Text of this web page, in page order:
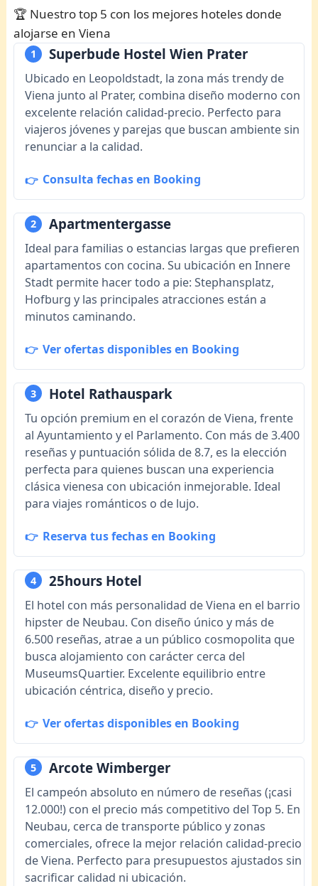
🏆 Nuestro top 5 con los mejores hoteles donde
alojarse en Viena
1 Superbude Hostel Wien Prater
Ubicado en Leopoldstadt, la zona más trendy de
Viena junto al Prater, combina diseño moderno con
excelente relación calidad-precio. Perfecto para
viajeros jóvenes y parejas que buscan ambiente sin
renunciar a la calidad.
Consulta fechas en Booking
2 Apartmentergasse
Ideal para familias o estancias largas que prefieren
apartamentos con cocina. Su ubicación en Innere
Stadt permite hacer todo a pie: Stephansplatz,
Hofburg y las principales atracciones están a
minutos caminando.
Ver ofertas disponibles en Booking
3 Hotel Rathauspark
Tu opción premium en el corazón de Viena, frente
al Ayuntamiento y el Parlamento. Con más de 3.400
reseñas y puntuación sólida de 8.7, es la elección
perfecta para quienes buscan una experiencia
clásica vienesa con ubicación inmejorable. Ideal
para viajes románticos o de lujo.
Reserva tus fechas en Booking
4 25hours Hotel
El hotel con más personalidad de Viena en el barrio
hipster de Neubau. Con diseño único y más de
6.500 reseñas, atrae a un público cosmopolita que
busca alojamiento con carácter cerca del
MuseumsQuartier. Excelente equilibrio entre
ubicación céntrica, diseño y precio.
Ver ofertas disponibles en Booking
5 Arcote Wimberger
El campeón absoluto en número de reseñas (¡casi
12.000!) con el precio más competitivo del Top 5. En
Neubau, cerca de transporte público y zonas
comerciales, ofrece la mejor relación calidad-precio
de Viena. Perfecto para presupuestos ajustados sin
sacrificar calidad ni ubicación.